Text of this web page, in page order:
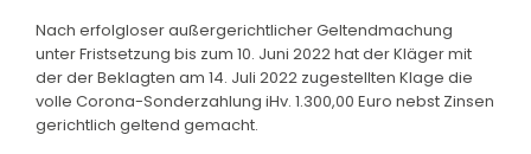
Nach erfolgloser außergerichtlicher Geltendmachung
unter Fristsetzung bis zum 10. Juni 2022 hat der Kläger mit
der der Beklagten am 14. Juli 2022 zugestellten Klage die
volle Corona-Sonderzahlung iHv. 1.300,00 Euro nebst Zinsen
gerichtlich geltend gemacht.